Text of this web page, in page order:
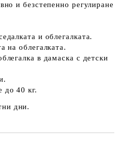
и безстепенно регулиране
и облегалката.
на облегалката.
в дамаска с детски
до 40 кг.
дни.